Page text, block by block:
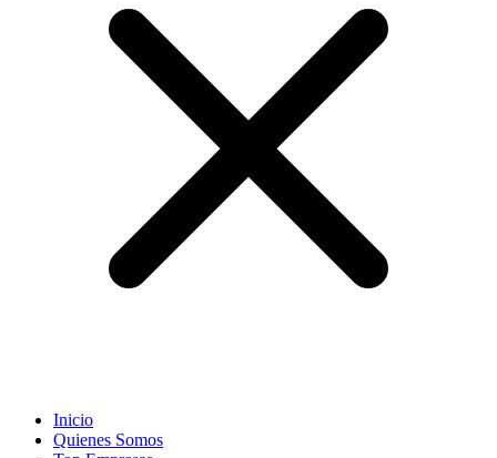
Inicio
Quienes Somos